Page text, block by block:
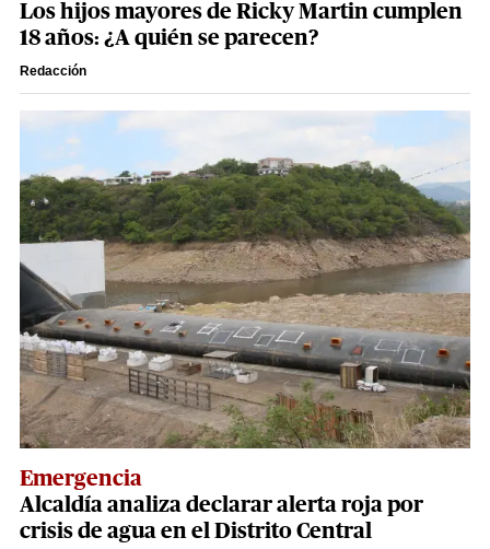
Los hijos mayores de Ricky Martin cumplen
18 años: ¿A quién se parecen?
Redacción
Emergencia
Alcaldía analiza declarar alerta roja por
crisis de agua en el Distrito Central